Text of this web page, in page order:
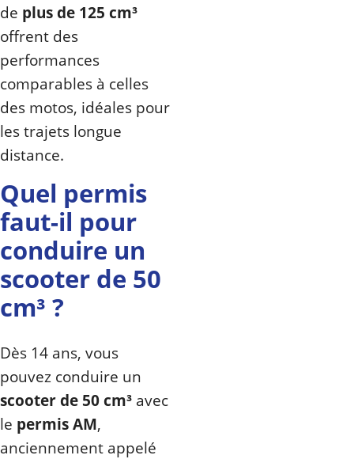
de plus de 125 cm³
offrent des
performances
comparables à celles
des motos, idéales pour
les trajets longue
distance.
Quel permis
faut-il pour
conduire un
scooter de 50
cm³ ?
Dès 14 ans, vous
pouvez conduire un
scooter de 50 cm³ avec
le permis AM,
anciennement appelé